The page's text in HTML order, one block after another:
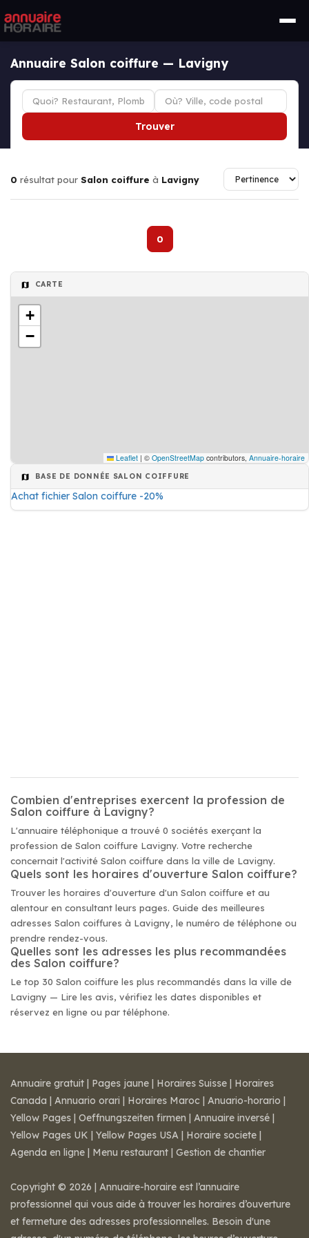
Annuaire Salon coiffure — Lavigny
Trouver
0 résultat pour Salon coiffure à Lavigny
0
CARTE
+
−
Leaflet | © OpenStreetMap contributors, Annuaire-horaire
BASE DE DONNÉE SALON COIFFURE
Achat fichier Salon coiffure -20%
Combien d'entreprises exercent la profession de
Salon coiffure à Lavigny?
L'annuaire téléphonique a trouvé 0 sociétés exerçant la
profession de Salon coiffure Lavigny. Votre recherche
concernait l'activité Salon coiffure dans la ville de Lavigny.
Quels sont les horaires d'ouverture Salon coiffure?
Trouver les horaires d'ouverture d'un Salon coiffure et au
alentour en consultant leurs pages. Guide des meilleures
adresses Salon coiffures à Lavigny, le numéro de téléphone ou
prendre rendez-vous.
Quelles sont les adresses les plus recommandées
des Salon coiffure?
Le top 30 Salon coiffure les plus recommandés dans la ville de
Lavigny — Lire les avis, vérifiez les dates disponibles et
réservez en ligne ou par téléphone.
Annuaire gratuit | Pages jaune | Horaires Suisse | Horaires
Canada | Annuario orari | Horaires Maroc | Anuario-horario |
Yellow Pages | Oeffnungszeiten firmen | Annuaire inversé |
Yellow Pages UK | Yellow Pages USA | Horaire societe |
Agenda en ligne | Menu restaurant | Gestion de chantier
Copyright © 2026 | Annuaire-horaire est l’annuaire
professionnel qui vous aide à trouver les horaires d’ouverture
et fermeture des adresses professionnelles. Besoin d'une